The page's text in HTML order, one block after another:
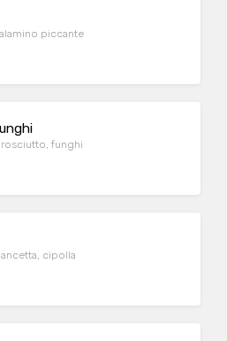
piccante
funghi
cipolla